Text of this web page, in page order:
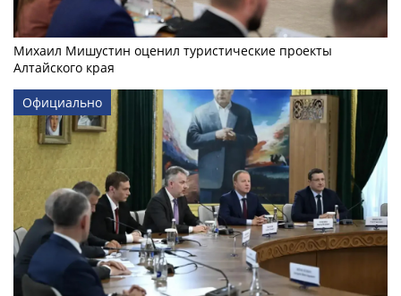
Михаил Мишустин оценил туристические проекты
Алтайского края
Официально